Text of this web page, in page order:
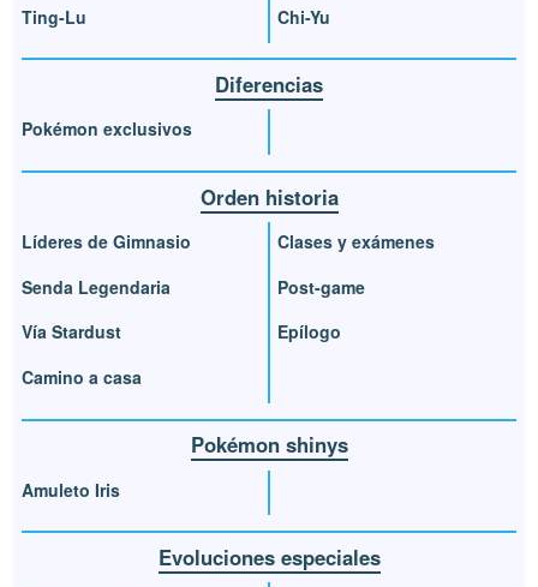
Ting-Lu
Chi-Yu
Diferencias
Pokémon exclusivos
Orden historia
Líderes de Gimnasio
Senda Legendaria
Vía Stardust
Camino a casa
Clases y exámenes
Post-game
Epílogo
Pokémon shinys
Amuleto Iris
Evoluciones especiales